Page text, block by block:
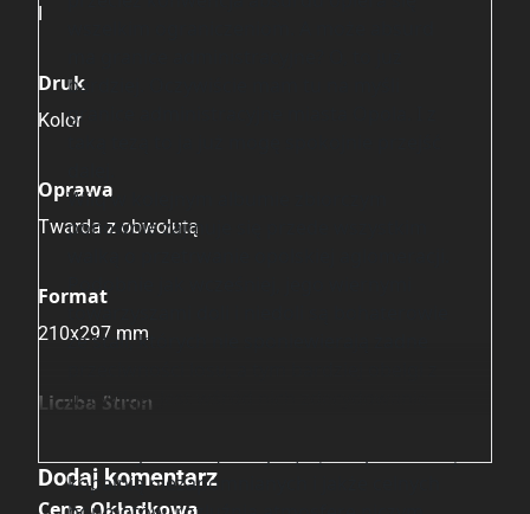
I
Druk
Kolor
Oprawa
Twarda z obwolutą
Format
210x297 mm
Liczba Stron
bardziej. Oczywiście mam tu na myśli
granice administracyjne miasta Opola. I z
Wilq w kolejnym albumie zbiorczym
ponownie zajmuje się przede wszystkim
Podobnie jak wcześniej, jego wiernymi
ze stali, których nie sponiewierają żadne
ust Wilqa. Jest wśród nich zdecydowanie
kopalnią niezapomnianych i jakże celnych
Dodaj komentarz